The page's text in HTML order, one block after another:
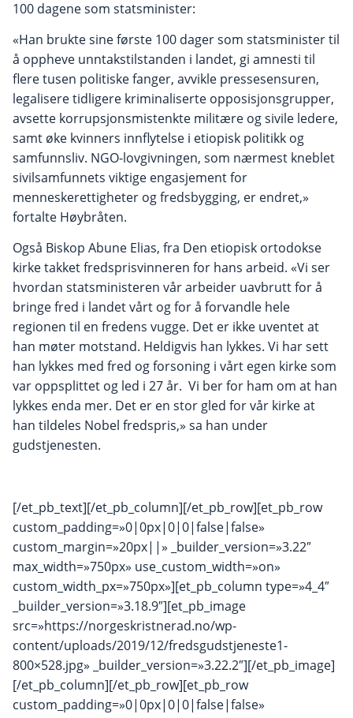
100 dagene som statsminister:
«Han brukte sine første 100 dager som statsminister til
å oppheve unntakstilstanden i landet, gi amnesti til
flere tusen politiske fanger, avvikle pressesensuren,
legalisere tidligere kriminaliserte opposisjonsgrupper,
avsette korrupsjonsmistenkte militære og sivile ledere,
samt øke kvinners innflytelse i etiopisk politikk og
samfunnsliv. NGO-lovgivningen, som nærmest kneblet
sivilsamfunnets viktige engasjement for
menneskerettigheter og fredsbygging, er endret,»
fortalte Høybråten.
Også Biskop Abune Elias, fra Den etiopisk ortodokse
kirke takket fredsprisvinneren for hans arbeid. «Vi ser
hvordan statsministeren vår arbeider uavbrutt for å
bringe fred i landet vårt og for å forvandle hele
regionen til en fredens vugge. Det er ikke uventet at
han møter motstand. Heldigvis han lykkes. Vi har sett
han lykkes med fred og forsoning i vårt egen kirke som
var oppsplittet og led i 27 år. Vi ber for ham om at han
lykkes enda mer. Det er en stor gled for vår kirke at
han tildeles Nobel fredspris,» sa han under
gudstjenesten.
[/et_pb_text][/et_pb_column][/et_pb_row][et_pb_row
custom_padding=»0|0px|0|0|false|false»
custom_margin=»20px||» _builder_version=»3.22″
max_width=»750px» use_custom_width=»on»
custom_width_px=»750px»][et_pb_column type=»4_4″
_builder_version=»3.18.9″][et_pb_image
src=»https://norgeskristnerad.no/wp-
content/uploads/2019/12/fredsgudstjeneste1-
800×528.jpg» _builder_version=»3.22.2″][/et_pb_image]
[/et_pb_column][/et_pb_row][et_pb_row
custom_padding=»0|0px|0|0|false|false»